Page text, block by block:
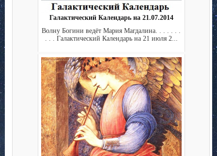
Галактический Календарь на 21.07.2014
Волну Богини ведёт Мария Магдалина. . . . . . .
. . . Галактический Календарь на 21 июля 2...